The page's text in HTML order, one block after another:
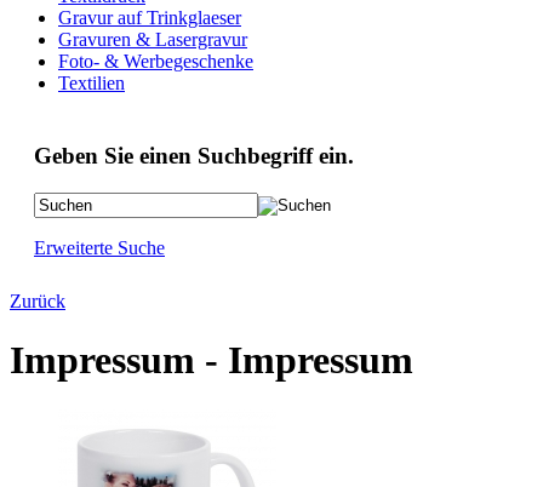
Gravur auf Trinkglaeser
Gravuren & Lasergravur
Foto- & Werbegeschenke
Textilien
Geben Sie einen Suchbegriff ein.
Erweiterte Suche
Zurück
Impressum - Impressum